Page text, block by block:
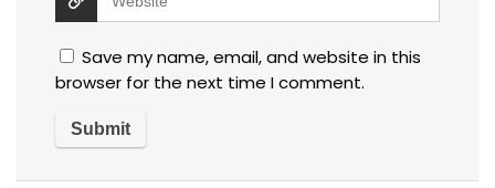
Save my name, email, and website in this
browser for the next time I comment.